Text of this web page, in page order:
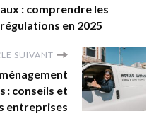
: comprendre les
en 2025
SUIVANT
: conseils et
entreprises